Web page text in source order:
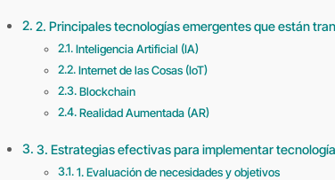
2. Principales tecnologías emergentes que están
Inteligencia Artificial (IA)
Internet de las Cosas (IoT)
Blockchain
Realidad Aumentada (AR)
3. Estrategias efectivas para implementar
1. Evaluación de necesidades y objetivos